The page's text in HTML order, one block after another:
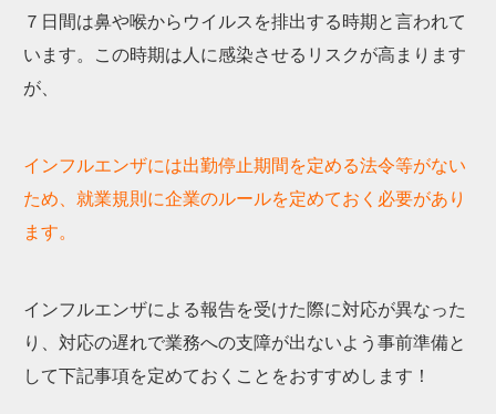
７日間は鼻や喉からウイルスを排出する時期と言われて
います。この時期は人に感染させるリスクが高まります
が、
インフルエンザには出勤停止期間を定める法令等がない
ため、就業規則に企業のルールを定めておく必要があり
ます。
インフルエンザによる報告を受けた際に対応が異なった
り、対応の遅れで業務への支障が出ないよう事前準備と
して下記事項を定めておくことをおすすめします！